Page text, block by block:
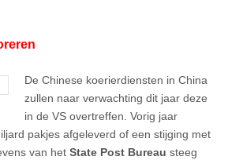
De Chinese koerierdiensten in China
zullen naar verwachting dit jaar deze
in de VS overtreffen. Vorig jaar
pakjes afgeleverd of een stijging met
van het State Post Bureau steeg